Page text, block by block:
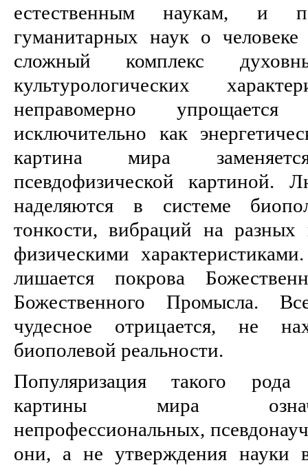
естественным наукам, и
гуманитарных наук о
сложный комплекс
культурологических
неправомерно упрощается
исключительно как
картина мира
псевдофизической картиной.
наделяются в системе
тонкости, вибраций на
физическими
лишается покрова
Божественного Промысла.
чудесное отрицается, не
биополевой реальности.
Популяризация такого рода
картины мира
непрофессиональных,
они, а не утверждения науки